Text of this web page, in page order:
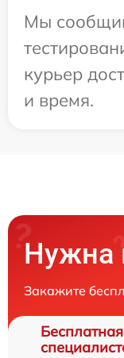
Мы
курьер
и время.
Нужна
Закажите